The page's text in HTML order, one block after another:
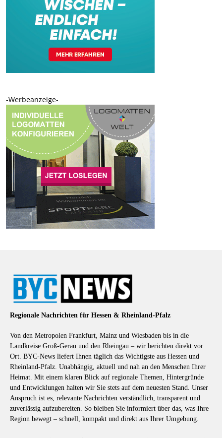
-Werbeanzeige-
Regionale Nachrichten für Hessen & Rheinland-Pfalz
Von den Metropolen Frankfurt, Mainz und Wiesbaden bis in die
Landkreise Groß-Gerau und den Rheingau – wir berichten direkt vor
Ort. BYC-News liefert Ihnen täglich das Wichtigste aus Hessen und
Rheinland-Pfalz. Unabhängig, aktuell und nah an den Menschen Ihrer
Heimat. Mit einem klaren Blick auf regionale Themen, Hintergründe
und Entwicklungen halten wir Sie stets auf dem neuesten Stand. Unser
Anspruch ist es, relevante Nachrichten verständlich, transparent und
zuverlässig aufzubereiten. So bleiben Sie informiert über das, was Ihre
Region bewegt – schnell, kompakt und direkt aus Ihrer Umgebung.